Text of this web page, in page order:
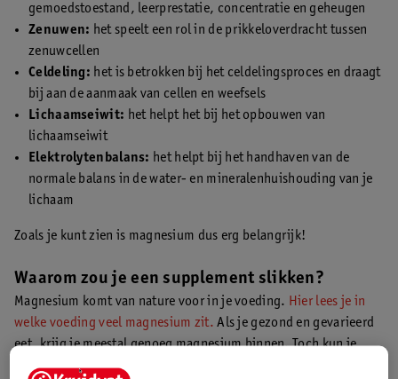
gemoedstoestand, leerprestatie, concentratie en geheugen
Zenuwen: het speelt een rol in de prikkeloverdracht tussen
zenuwcellen
Celdeling: het is betrokken bij het celdelingsproces en draagt
bij aan de aanmaak van cellen en weefsels
Lichaamseiwit: het helpt het bij het opbouwen van
lichaamseiwit
Elektrolytenbalans: het helpt bij het handhaven van de
normale balans in de water- en mineralenhuishouding van je
lichaam
Zoals je kunt zien is magnesium dus erg belangrijk!
Waarom zou je een supplement slikken?
Magnesium komt van nature voor in je voeding. Hier lees je in
welke voeding veel magnesium zit. Als je gezond en gevarieerd
eet, krijg je meestal genoeg magnesium binnen. Toch kun je
ervoor kiezen om als aanvulling een supplement te nemen. Bij